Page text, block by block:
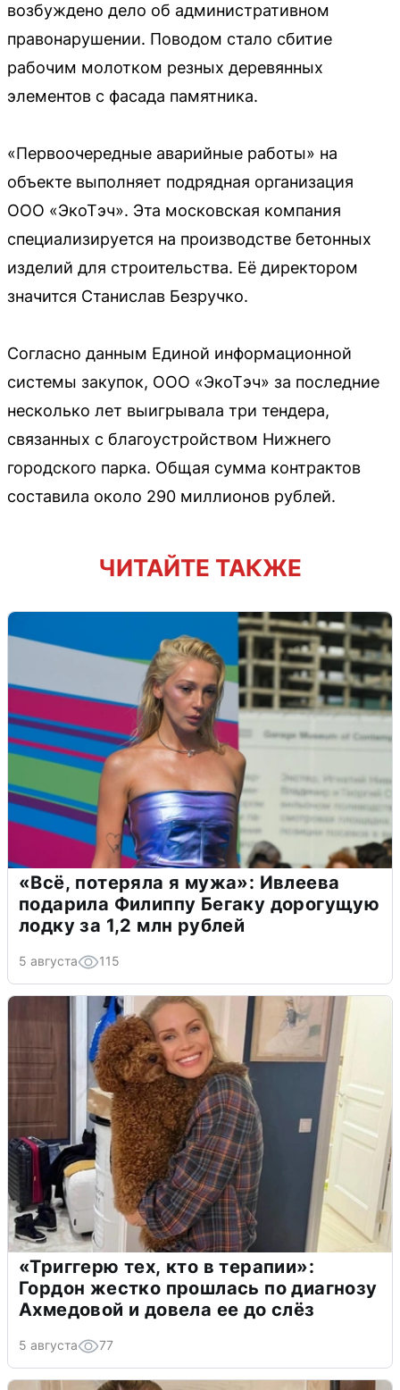
возбуждено дело об административном
правонарушении. Поводом стало сбитие
рабочим молотком резных деревянных
элементов с фасада памятника.
«Первоочередные аварийные работы» на
объекте выполняет подрядная организация
ООО «ЭкоТэч». Эта московская компания
специализируется на производстве бетонных
изделий для строительства. Её директором
значится Станислав Безручко.
Согласно данным Единой информационной
системы закупок, ООО «ЭкоТэч» за последние
несколько лет выигрывала три тендера,
связанных с благоустройством Нижнего
городского парка. Общая сумма контрактов
составила около 290 миллионов рублей.
ЧИТАЙТЕ ТАКЖЕ
«Всё, потеряла я мужа»: Ивлеева
подарила Филиппу Бегаку дорогущую
лодку за 1,2 млн рублей
5 августа 115
«Триггерю тех, кто в терапии»:
Гордон жестко прошлась по диагнозу
Ахмедовой и довела ее до слёз
5 августа 77